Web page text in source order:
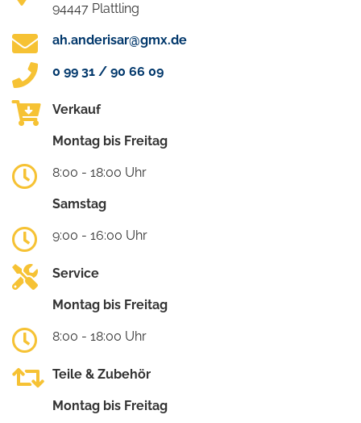
94447 Plattling
ah.anderisar@gmx.de
0 99 31 / 90 66 09
Verkauf
Montag bis Freitag
8:00 - 18:00 Uhr
Samstag
9:00 - 16:00 Uhr
Service
Montag bis Freitag
8:00 - 18:00 Uhr
Teile & Zubehör
Montag bis Freitag